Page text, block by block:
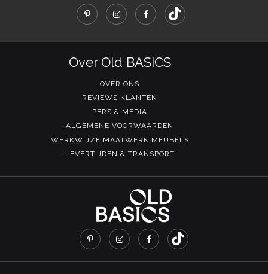
Over Old BASICS
OVER ONS
REVIEWS KLANTEN
PERS & MEDIA
ALGEMENE VOORWAARDEN
WERKWIJZE MAATWERK MEUBELS
LEVERTIJDEN & TRANSPORT